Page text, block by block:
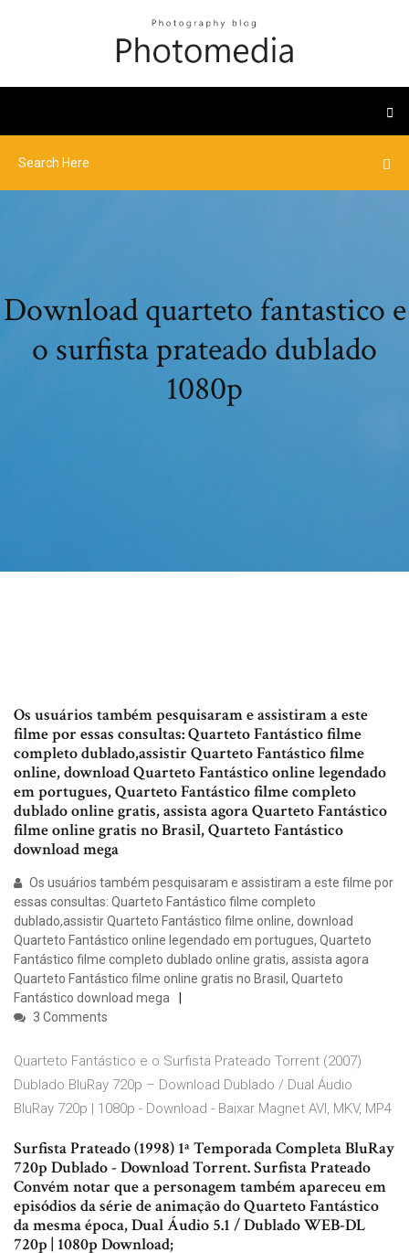
Download quarteto fantastico e
o surfista prateado dublado
1080p
Os usuários também pesquisaram e assistiram a este
filme por essas consultas: Quarteto Fantástico filme
completo dublado,assistir Quarteto Fantástico filme
online, download Quarteto Fantástico online legendado
em portugues, Quarteto Fantástico filme completo
dublado online gratis, assista agora Quarteto Fantástico
filme online gratis no Brasil, Quarteto Fantástico
download mega
Os usuários também pesquisaram e assistiram a este filme por
essas consultas: Quarteto Fantástico filme completo
dublado,assistir Quarteto Fantástico filme online, download
Quarteto Fantástico online legendado em portugues, Quarteto
Fantástico filme completo dublado online gratis, assista agora
Quarteto Fantástico filme online gratis no Brasil, Quarteto
Fantástico download mega
3 Comments
Quarteto Fantástico e o Surfista Prateado Torrent (2007)
Dublado BluRay 720p – Download Dublado / Dual Áudio
BluRay 720p | 1080p - Download - Baixar Magnet AVI, MKV, MP4
Surfista Prateado (1998) 1ª Temporada Completa BluRay
720p Dublado - Download Torrent. Surfista Prateado
Convém notar que a personagem também apareceu em
episódios da série de animação do Quarteto Fantástico
da mesma época, Dual Áudio 5.1 / Dublado WEB-DL
720p | 1080p Download;